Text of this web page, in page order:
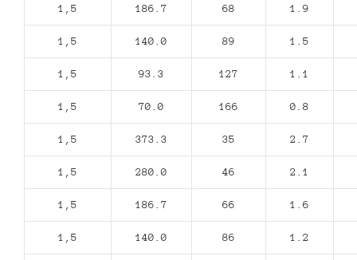
1,5 186.7 68 1.9
1,5 140.0 89 1.5
1,5 93.3 127 1.1
1,5 70.0 166 0.8
1,5 373.3 35 2.7
1,5 280.0 46 2.1
1,5 186.7 66 1.6
1,5 140.0 86 1.2